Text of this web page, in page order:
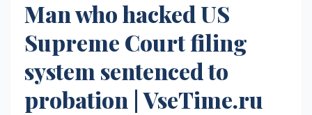
Man who hacked US
Supreme Court filing
system sentenced to
probation | VseTime.ru